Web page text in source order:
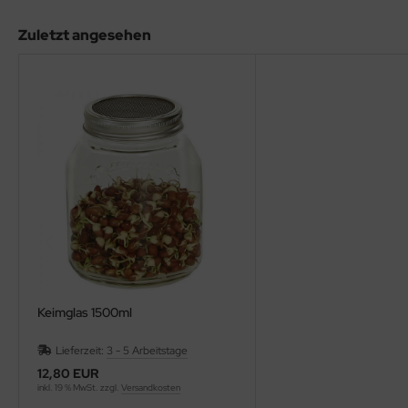
Zuletzt angesehen
Keimglas 1500ml
Lieferzeit: 3 - 5 Arbeitstage
12,80 EUR
inkl. 19 % MwSt. zzgl. Versandkosten